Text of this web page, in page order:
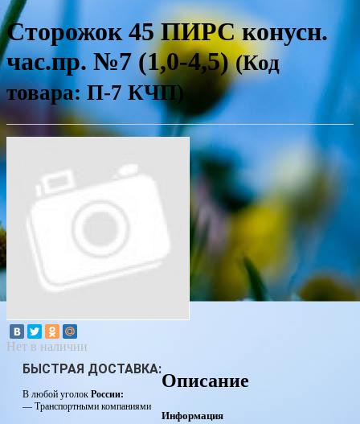
Сторожок 45 ПИРС конусн.
час.пр. №7 (1,0-4,5) (Код
товара: П-7 КЧП)
Нет в наличии
БЫСТРАЯ ДОСТАВКА:
В любой уголок России:
— Транспортными компаниями
Описание
Информация